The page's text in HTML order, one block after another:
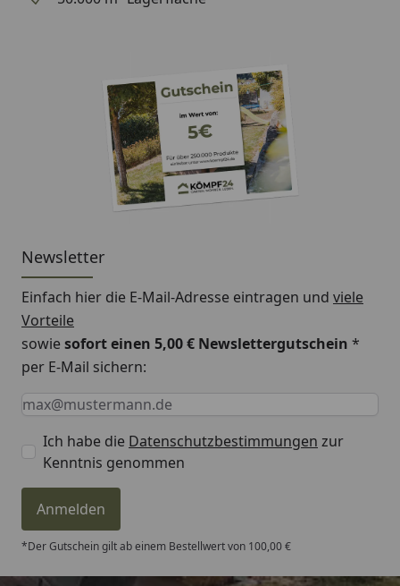
Newsletter
Einfach hier die E-Mail-Adresse eintragen und viele
Vorteile
sowiesofort einen 5,00 € Newslettergutschein *
per E-Mail sichern:
Keine Eingabe erforderlich
Eingabe erforderlich
E-Mail *
Ich habe die Datenschutzbestimmungen zur
Kenntnis genommen
Anmelden
*Der Gutschein gilt ab einem Bestellwert von 100,00 €